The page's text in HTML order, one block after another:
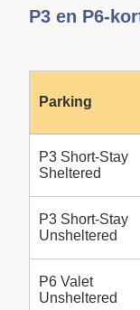
P3 en P6-
Parking
P3 Short-Stay
Sheltered
P3 Short-Stay
Unsheltered
P6 Valet
Unsheltered